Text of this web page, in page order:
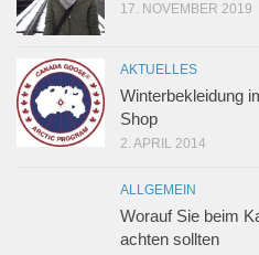
17. NOVEMBER 2019
AKTUELLES
Winterbekleidung
Shop
2. APRIL 2014
ALLGEMEIN
Worauf Sie beim
achten sollten